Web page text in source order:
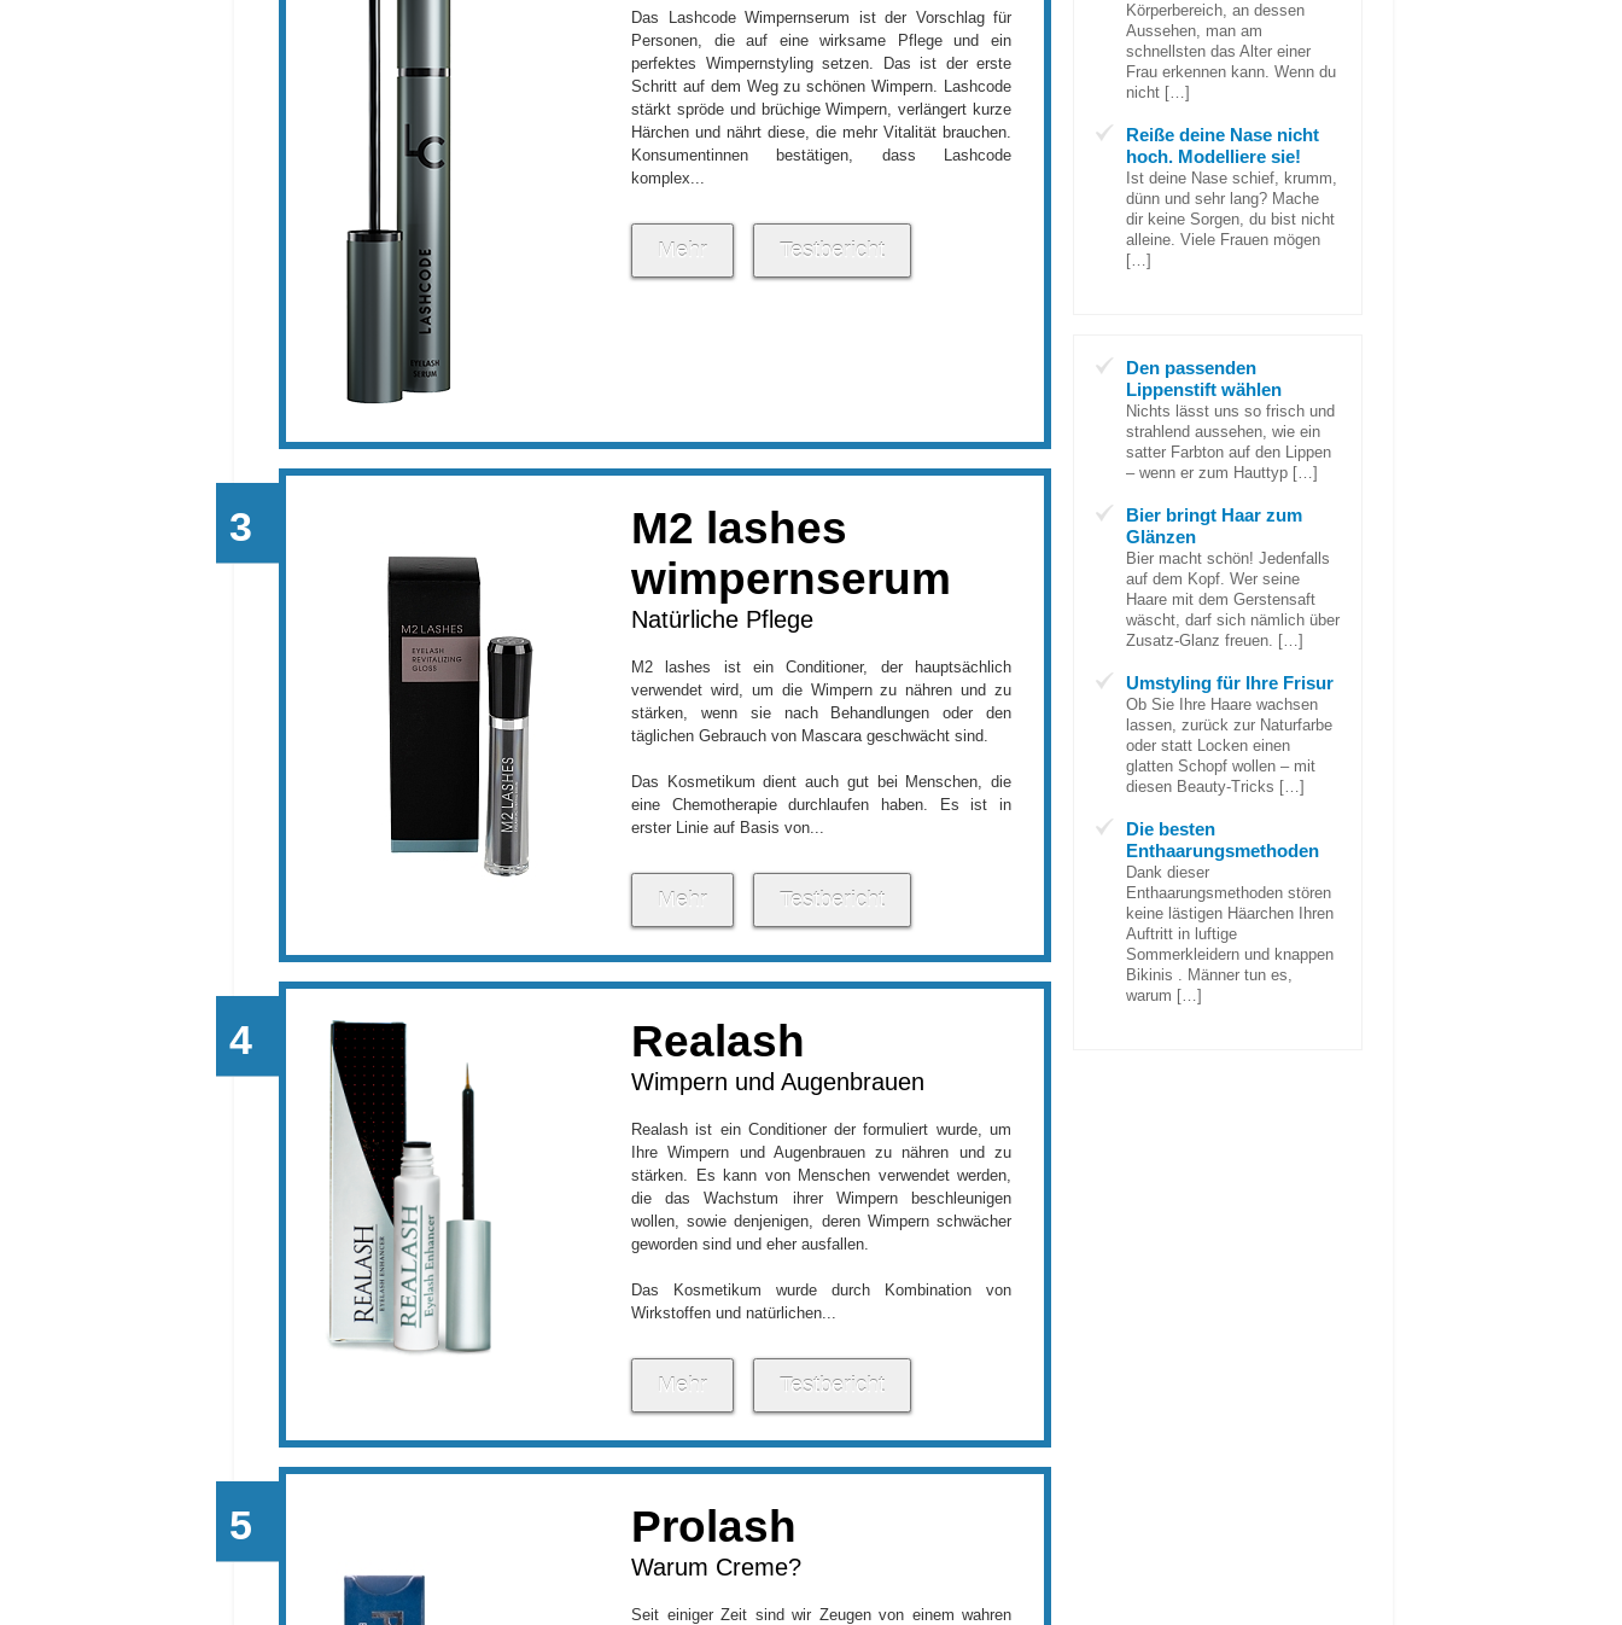
Das Lashcode Wimpernserum ist der Vorschlag für
Personen, die auf eine wirksame Pflege und ein
perfektes Wimpernstyling setzen. Das ist der erste
Schritt auf dem Weg zu schönen Wimpern. Lashcode
stärkt spröde und brüchige Wimpern, verlängert kurze
Härchen und nährt diese, die mehr Vitalität brauchen.
Konsumentinnen bestätigen, dass Lashcode
komplex...
Mehr Testbericht
M2 lashes
wimpernserum
Natürliche Pflege
M2 lashes ist ein Conditioner, der hauptsächlich
verwendet wird, um die Wimpern zu nähren und zu
stärken, wenn sie nach Behandlungen oder den
täglichen Gebrauch von Mascara geschwächt sind.
Das Kosmetikum dient auch gut bei Menschen, die
eine Chemotherapie durchlaufen haben. Es ist in
erster Linie auf Basis von...
Mehr Testbericht
Realash
Wimpern und Augenbrauen
Realash ist ein Conditioner der formuliert wurde, um
Ihre Wimpern und Augenbrauen zu nähren und zu
stärken. Es kann von Menschen verwendet werden,
die das Wachstum ihrer Wimpern beschleunigen
wollen, sowie denjenigen, deren Wimpern schwächer
geworden sind und eher ausfallen.
Das Kosmetikum wurde durch Kombination von
Wirkstoffen und natürlichen...
Mehr Testbericht
Prolash
Warum Creme?
Seit einiger Zeit sind wir Zeugen von einem wahren
Körperbereich, an dessen
Aussehen, man am
schnellsten das Alter einer
Frau erkennen kann. Wenn du
nicht […]
Reiße deine Nase nicht
hoch. Modelliere sie!
Ist deine Nase schief, krumm,
dünn und sehr lang? Mache
dir keine Sorgen, du bist nicht
alleine. Viele Frauen mögen
[…]
Den passenden
Lippenstift wählen
Nichts lässt uns so frisch und
strahlend aussehen, wie ein
satter Farbton auf den Lippen
– wenn er zum Hauttyp […]
Bier bringt Haar zum
Glänzen
Bier macht schön! Jedenfalls
auf dem Kopf. Wer seine
Haare mit dem Gerstensaft
wäscht, darf sich nämlich über
Zusatz-Glanz freuen. […]
Umstyling für Ihre Frisur
Ob Sie Ihre Haare wachsen
lassen, zurück zur Naturfarbe
oder statt Locken einen
glatten Schopf wollen – mit
diesen Beauty-Tricks […]
Die besten
Enthaarungsmethoden
Dank dieser
Enthaarungsmethoden stören
keine lästigen Häarchen Ihren
Auftritt in luftige
Sommerkleidern und knappen
Bikinis . Männer tun es,
warum […]